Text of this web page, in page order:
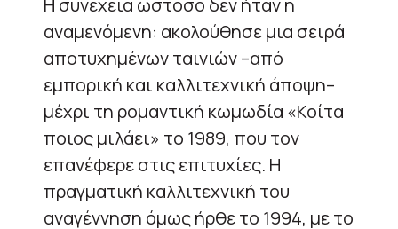
Η συνέχεια ωστόσο δεν ήταν η
αναμενόμενη: ακολούθησε μια σειρά
αποτυχημένων ταινιών –από
εμπορική και καλλιτεχνική άποψη–
μέχρι τη ρομαντική κωμωδία «Κοίτα
ποιος μιλάει» το 1989, που τον
επανέφερε στις επιτυχίες. Η
πραγματική καλλιτεχνική του
αναγέννηση όμως ήρθε το 1994, με το